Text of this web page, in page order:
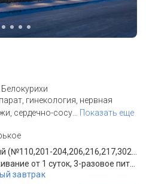
Белокурихи
гинекология, нервная
сердечно-сосу
Показать еще
завтрак